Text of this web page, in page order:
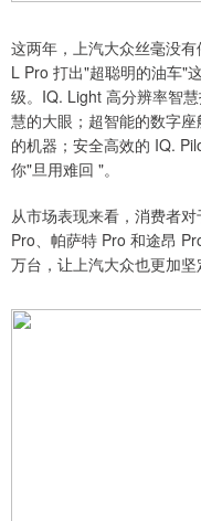
这两年，上汽大众丝毫没
L Pro 打出"超聪明的油车"
级。IQ. Light 高分辨率智
慧的大眼；超智能的数字
的机器；安全高效的 IQ.
你"旦用难回 "。
从市场表现来看，消费者
Pro、帕萨特 Pro 和途昂
万台，让上汽大众也更加坚